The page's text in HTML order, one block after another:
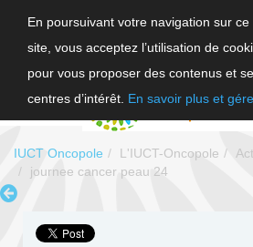
En poursuivant votre navigation sur ce
site, vous acceptez l’utilisation de
pour vous proposer des contenus et
centres d’intérêt. En savoir plus et
IUCT Oncopole L'IUCT-Oncopole
journee cancer peau 24